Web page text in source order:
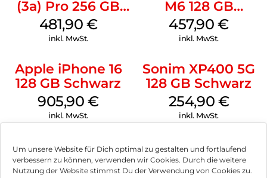
Um unsere Website für Dich optimal zu gestalten und fortlaufend
verbessern zu können, verwenden wir Cookies. Durch die weitere
Nutzung der Website stimmst Du der Verwendung von Cookies zu.
(3a) Pro 256 GB
Grey
481,90 €
inkl. MwSt.
M6 128 GB
Schwarz
457,90€
inkl. MwSt.
Apple iPhone 16
128 GB Schwarz
905,90€
inkl. MwSt.
Sonim XP400 5G
128 GB Schwarz
254,90 €
inkl. MwSt.